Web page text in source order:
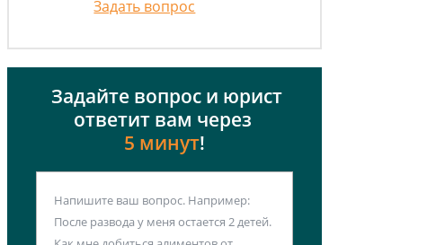
Задать вопрос
Задайте вопрос и юрист
ответит вам через
5 минут!